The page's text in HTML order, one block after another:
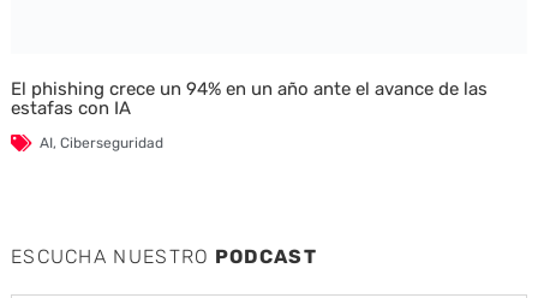
El phishing crece un 94% en un año ante el avance de las
estafas con IA
AI, Ciberseguridad
ESCUCHA NUESTRO PODCAST